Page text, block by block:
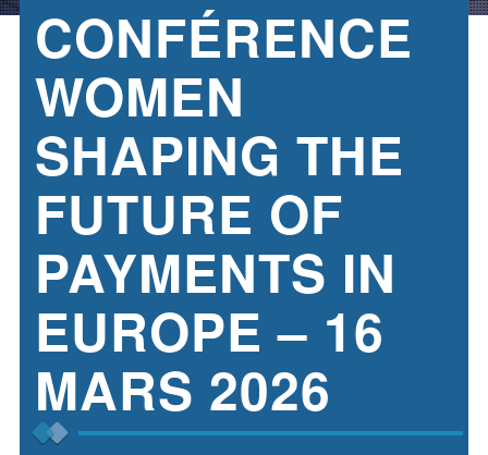
CONFÉRENCE
WOMEN
SHAPING THE
FUTURE OF
PAYMENTS IN
EUROPE – 16
MARS 2026